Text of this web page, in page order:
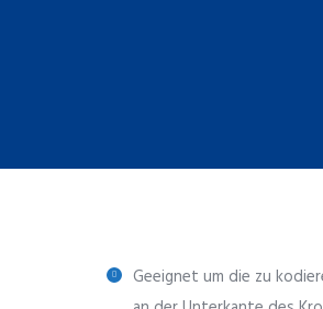
Geeignet um die zu